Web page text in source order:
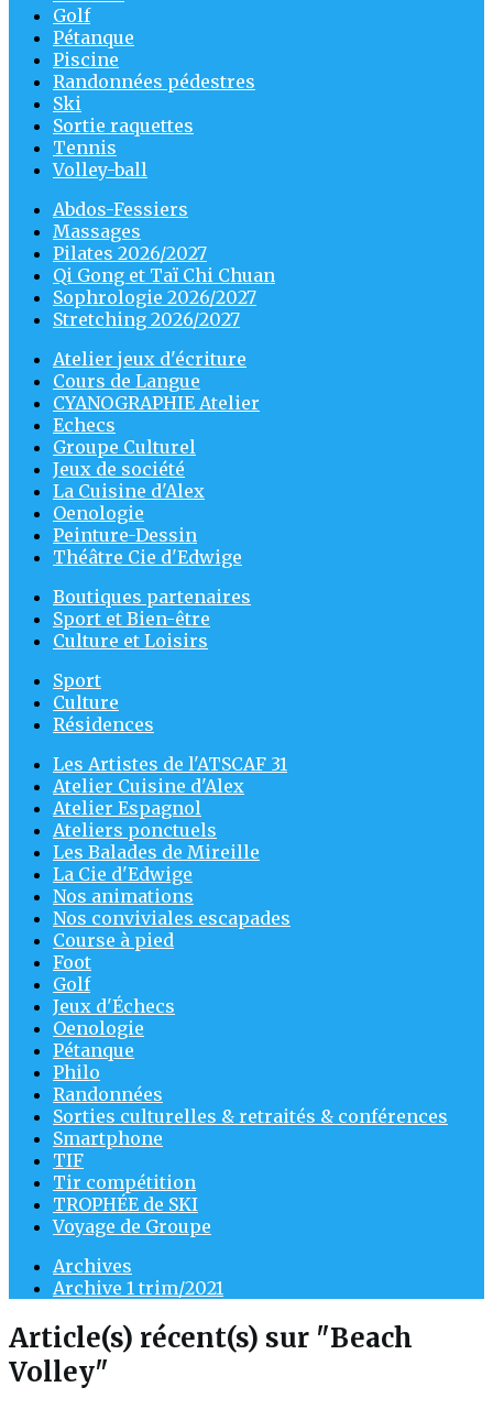
Golf
Pétanque
Piscine
Randonnées pédestres
Ski
Sortie raquettes
Tennis
Volley-ball
Abdos-Fessiers
Massages
Pilates 2026/2027
Qi Gong et Taï Chi Chuan
Sophrologie 2026/2027
Stretching 2026/2027
Atelier jeux d'écriture
Cours de Langue
CYANOGRAPHIE Atelier
Echecs
Groupe Culturel
Jeux de société
La Cuisine d'Alex
Oenologie
Peinture-Dessin
Théâtre Cie d'Edwige
Boutiques partenaires
Sport et Bien-être
Culture et Loisirs
Sport
Culture
Résidences
Les Artistes de l'ATSCAF 31
Atelier Cuisine d'Alex
Atelier Espagnol
Ateliers ponctuels
Les Balades de Mireille
La Cie d'Edwige
Nos animations
Nos conviviales escapades
Course à pied
Foot
Golf
Jeux d'Échecs
Oenologie
Pétanque
Philo
Randonnées
Sorties culturelles & retraités & conférences
Smartphone
TIF
Tir compétition
TROPHÉE de SKI
Voyage de Groupe
Archives
Archive 1 trim/2021
Article(s) récent(s) sur "Beach
Volley"